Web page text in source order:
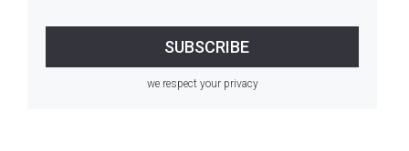
we respect your privacy